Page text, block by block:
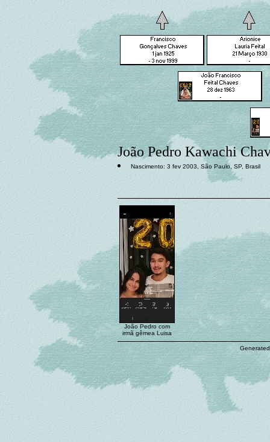
João Pedro Kawachi
Nascimento: 3 fev 2003, São Paulo, SP, Brasil
João Pedro com
irmã gêmea Luisa